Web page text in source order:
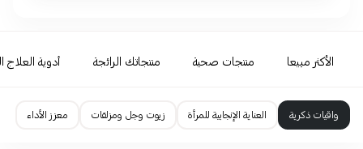
الأكثر مبيعا منتجات صحية منتجاتك الرائجة أدوية العلاج
واقيات ذكرية العناية الإنجابية للمرأة زيوت وجل ومزلقات معزز الأداء